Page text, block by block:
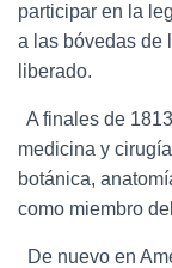
participar en la
a las bóvedas de
liberado.
A finales de
medicina y
botánica,
como miembro
De nuevo en